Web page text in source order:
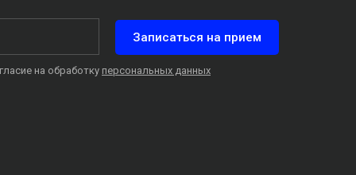
Записаться на прием
на обработку персональных данных